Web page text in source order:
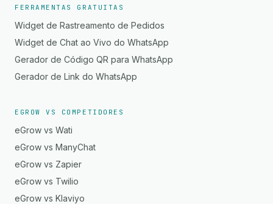
FERRAMENTAS GRATUITAS
Widget de Rastreamento de Pedidos
Widget de Chat ao Vivo do WhatsApp
Gerador de Código QR para WhatsApp
Gerador de Link do WhatsApp
EGROW VS COMPETIDORES
eGrow vs Wati
eGrow vs ManyChat
eGrow vs Zapier
eGrow vs Twilio
eGrow vs Klaviyo